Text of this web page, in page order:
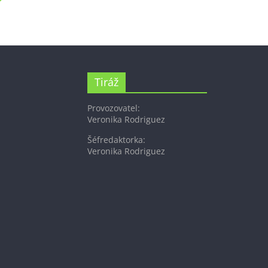
Tiráž
Provozovatel:
Veronika Rodriguez
Šéfredaktorka:
Veronika Rodriguez